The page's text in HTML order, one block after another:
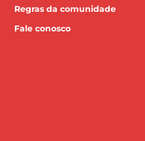
Regras da comunidade
Fale conosco